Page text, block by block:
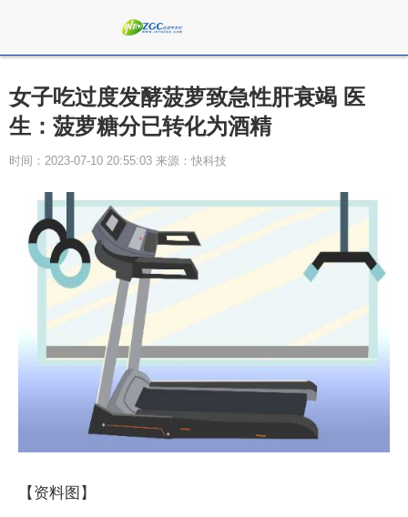
女子吃过度发酵菠萝致急性肝衰竭 医
生：菠萝糖分已转化为酒精
时间：2023-07-10 20:55:03 来源：快科技
【资料图】